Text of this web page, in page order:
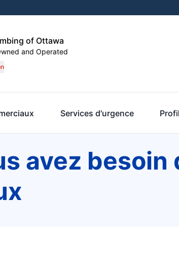
of Ottawa
and Operated
Services d'urgence Profil
avez besoin